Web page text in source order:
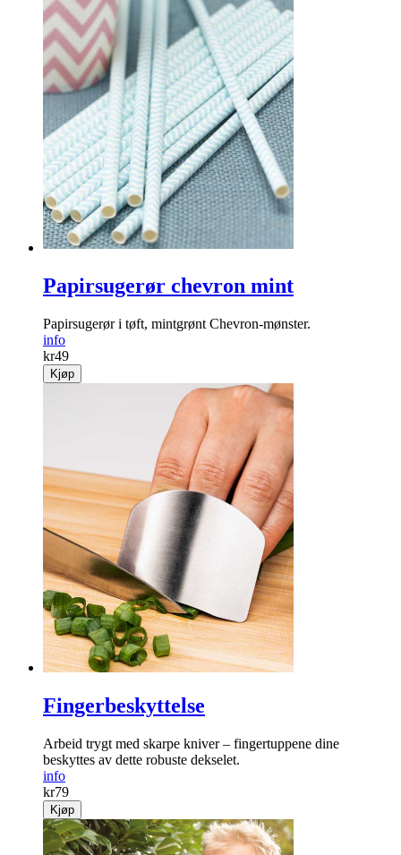
Papirsugerør chevron mint
Papirsugerør i tøft, mintgrønt Chevron-mønster.
info
kr49
Kjøp
Fingerbeskyttelse
Arbeid trygt med skarpe kniver – fingertuppene dine
beskyttes av dette robuste dekselet.
info
kr79
Kjøp